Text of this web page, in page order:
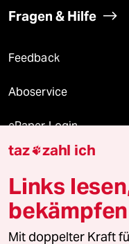
Fragen & Hilfe
Feedback
Aboservice
ePaper Login
Downloads für
© 2026 taz Verlags und
Alle Rechte vorbehalten. Bei
taz zahl ich
Links
bekämpfen
Mit doppelter Kraft